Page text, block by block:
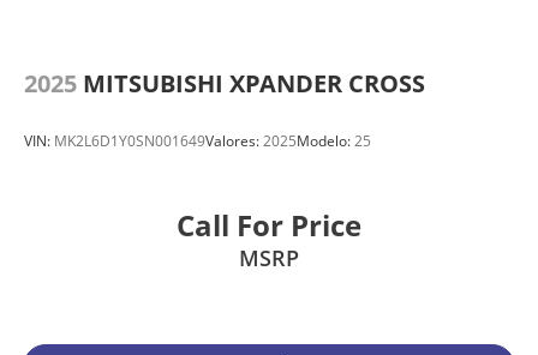
2025 MITSUBISHI XPANDER CROSS
VIN: MK2L6D1Y0SN001649Valores:2025Modelo:25
Call For Price
MSRP